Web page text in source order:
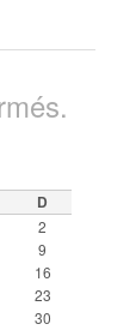
D
2
9
16
23
30